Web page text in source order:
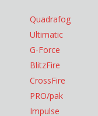
Quadrafog
Ultimatic
G-Force
BlitzFire
CrossFire
PRO/pak
Impulse